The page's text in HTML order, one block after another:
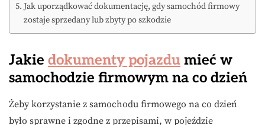
Jak uporządkować dokumentację, gdy samochód firmowy
zostaje sprzedany lub zbyty po szkodzie
Jakie dokumenty pojazdu mieć w
samochodzie firmowym na co dzień
Żeby korzystanie z samochodu firmowego na co dzień
było sprawne i zgodne z przepisami, w pojeździe